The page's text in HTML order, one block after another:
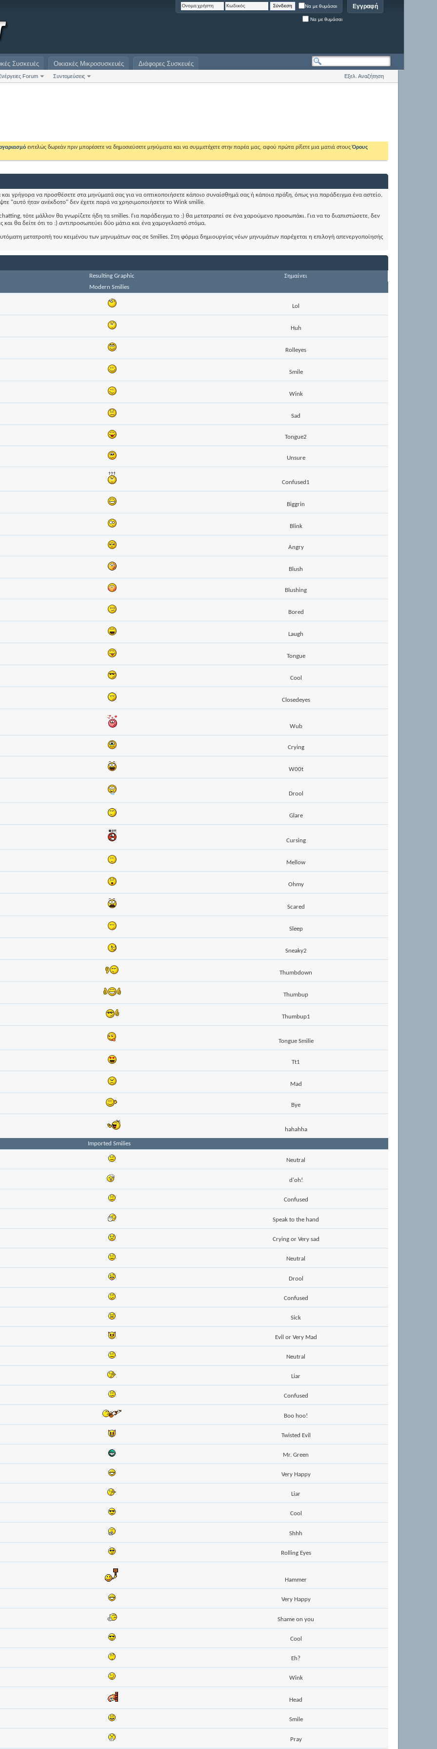
Εγγραφή
Να με θυμάσαι
Να με θυμάσαι
Forum Συντομεύσεις
Συσκευές Οικιακές Μικροσυσκευές Διάφορες Συσκευές
Εξελ. Αναζήτηση
εντελώς δωρεάν πριν μπορέσετε να δημοσιεύσετε μηνύματα και να συμμετέχετε στην παρέα μας, αφού πρώτα ρίξετε μια ματιά στουςΌρους
και γρήγορα να προσθέσετε στα μηνύματά σας για να οπτικοποιήσετε κάποιο συναίσθημά σας ή κάποια πράξη, όπως για παράδειγμα ένα αστείο.
"αυτό ήταν ανέκδοτο" δεν έχετε παρά να χρησιμοποιήσετε το Wink smilie.
τότε μάλλον θα γνωρίζετε ήδη τα smilies. Για παράδειγμα το :) θα μετατραπεί σε ένα χαρούμενο προσωπάκι. Για να το διαπιστώσετε, δεν
θα δείτε ότι το :) αντιπροσωπεύει δύο μάτια και ένα χαμογελαστό στόμα.
μετατροπή του κειμένου των μηνυμάτων σας σε Smilies. Στη φόρμα δημιουργίας νέων μηνυμάτων παρέχεται η επιλογή απενεργοποίησής
Resulting Graphic
Σημαίνει
Modern Smilies
Lol
Huh
Rolleyes
Smile
Wink
Sad
Tongue2
Unsure
Confused1
Biggrin
Blink
Angry
Blush
Blushing
Bored
Laugh
Tongue
Cool
Closedeyes
Wub
Crying
W00t
Drool
Glare
Cursing
Mellow
Ohmy
Scared
Sleep
Sneaky2
Thumbdown
Thumbup
Thumbup1
Tongue Smilie
Tt1
Mad
Bye
hahahha
Imported Smilies
Neutral
d'oh!
Confused
Speak to the hand
Crying or Very sad
Neutral
Drool
Confused
Sick
Evil or Very Mad
Neutral
Liar
Confused
Boo hoo!
Twisted Evil
Mr. Green
Very Happy
Liar
Cool
Shhh
Rolling Eyes
Hammer
Very Happy
Shame on you
Cool
Eh?
Wink
Head
Smile
Pray